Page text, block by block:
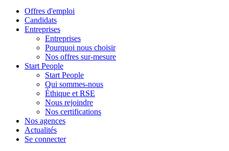
Offres d'emploi
Candidats
Entreprises
Entreprises
Pourquoi nous choisir
Nos offres sur-mesure
Start People
Start People
Qui sommes-nous
Éthique et RSE
Nous rejoindre
Nos certifications
Nos agences
Actualités
Se connecter